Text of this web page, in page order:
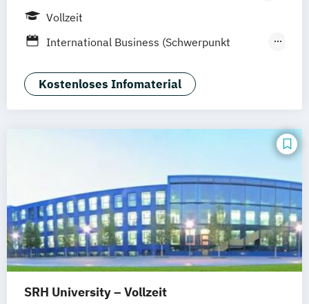
Berlin
Braunschweig Erfurt
Vollzeit
International Business (Schwerpunkt
Psychology)
Psychologie Rechtspsychologie
Kostenloses Infomaterial
SRH University – Vollzeit